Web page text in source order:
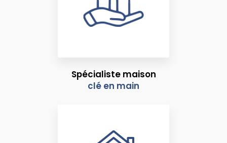
Spécialiste maison
clé en main